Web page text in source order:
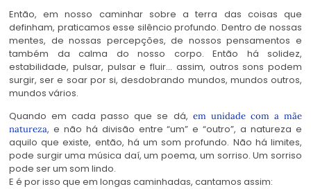
Então, em nosso caminhar sobre a terra das coisas que
definham, praticamos esse silêncio profundo. Dentro de nossas
mentes, de nossas percepções, de nossos pensamentos e
também da calma do nosso corpo. Então há solidez,
estabilidade, pulsar, pulsar e fluir… assim, outros sons podem
surgir, ser e soar por si, desdobrando mundos, mundos outros,
mundos vários.
Quando em cada passo que se dá, em unidade com a mãe
natureza, e não há divisão entre “um” e “outro”, a natureza e
aquilo que existe, então, há um som profundo. Não há limites,
pode surgir uma música daí, um poema, um sorriso. Um sorriso
pode ser um som lindo.
E é por isso que em longas caminhadas, cantamos assim: